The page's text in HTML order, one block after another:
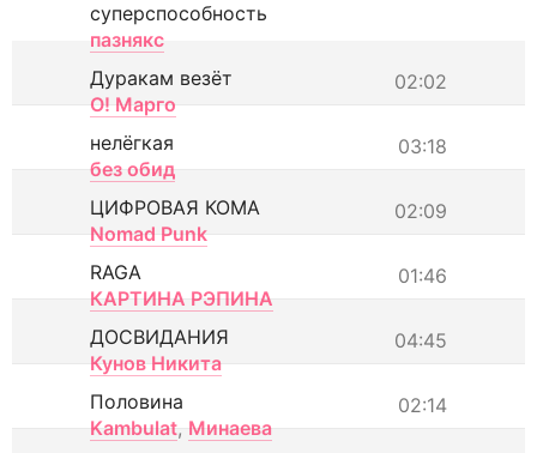
суперспособность
пазнякс
02:02
Дуракам везёт
О! Марго
03:18
нелёгкая
без обид
02:09
ЦИФРОВАЯ КОМА
Nomad Punk
01:46
RAGA
КАРТИНА РЭПИНА
04:45
ДОСВИДАНИЯ
Кунов Никита
02:14
Половина
Kambulat, Минаева